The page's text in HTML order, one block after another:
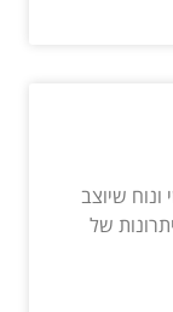
שיוצב
של